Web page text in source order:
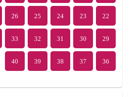
22
23
24
25
26
29
30
31
32
33
36
37
38
39
40